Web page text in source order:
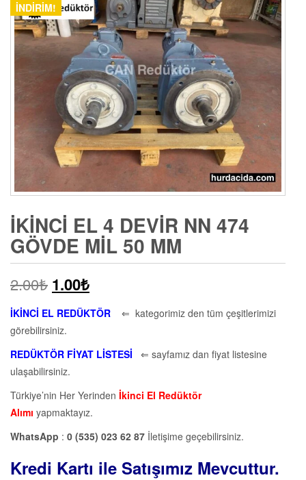
İNDIRIM!
İKINCI EL 4 DEVIR NN 474
GÖVDE MIL 50 MM
2.00₺ 1.00₺
İKİNCİ EL REDÜKTÖR ⇐ kategorimiz den tüm çeşitlerimizi
görebilirsiniz.
REDÜKTÖR FİYAT LİSTESİ ⇐ sayfamız dan fiyat listesine
ulaşabilirsiniz.
Türkiye’nin Her Yerinden İkinci El Redüktör
Alımı yapmaktayız.
WhatsApp : 0 (535) 023 62 87 İletişime geçebilirsiniz.
Kredi Kartı ile Satışımız Mevcuttur.